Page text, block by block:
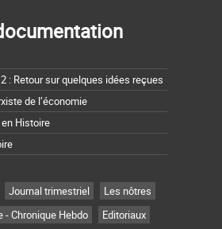
: Retour sur quelques idées reçues
de l’économie
Histoire
Journal trimestriel
Les nôtres
- Chronique Hebdo
Editoriaux